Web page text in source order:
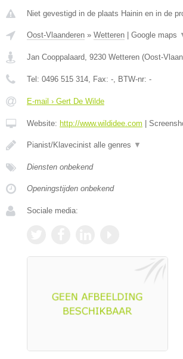
Niet gevestigd in de plaats Hainin en in de
Oost-Vlaanderen » Wetteren Google maps
Jan Cooppalaard, 9230 Wetteren (Oost-
Tel: 0496 515 314, Fax: -, BTW-nr: -
E-mail › Gert De Wilde
Website: http://www.wildidee.com
Pianist/Klavecinist alle genres ▼
Diensten onbekend
Openingstijden onbekend
Sociale media: